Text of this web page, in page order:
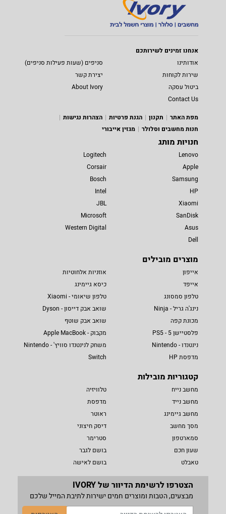
אנחנו זמינים לשירותכם
אודותינו
סניפים (שעות פעילות סניפים)
שירות לקוחות
יצירת קשר
ביטול עסקה
About Ivory
Contact Us
מפת האתר
תקנון הגנת פרטיות
הצהרות נגישות
חנות מחשבים וסלולר
מגזין אייבורי
חנויות מותג
Lenovo
Apple
Samsung
HP
Xiaomi
SanDisk
Asus
Dell
Logitech
Corsair
Bosch
Intel
JBL
Microsoft
Western Digital
מוצרים מובילים
אייפון
אייפד
טלפון סמסונג
נינג'ה גריל - Ninja
מכונת קפה
פלסטיישן 5 - PS5
נינטנדו - Nintendo
מדפסת HP
אוזניות אלחוטיות
כיסא גיימינג
טלפון שיאומי - Xiaomi
שואב אבק דייסון - Dyson
שואב אבק שוטף
מקבוק - Apple MacBook
משחק לנינטנדו סוויץ' - Nintendo
Switch
קטגוריות מובילות
מחשב נייח
מחשב נייד
מחשב גיימינג
מסך מחשב
סמארטפון
שעון חכם
טאבלט
טלוויזיה
מדפסת
ראוטר
דיסק חיצוני
סטרימר
בושם לגבר
בושם לאישה
הצטרפו לרשימת הדיוור של IVORY
מבצעים, הטבות ומוצרים חמים ישירות לתיבת המייל שלכם